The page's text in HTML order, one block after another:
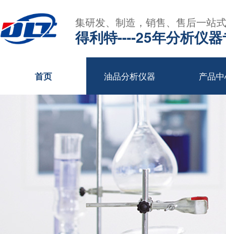
集研发、制造，销售、售后一站
得利特----25年分析仪
首页 油品分析仪器 产品